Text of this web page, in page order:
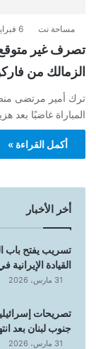
مساحة نت 6 فبراير، 2023
تصرف غير
الزمالك من
ترك أمير مرتضى
المباراة غاضبًا بعد
أكمل القراءة »
أخر الأخبار
تسريب يفتح باب
القيادة
31 مارس، 2026
تصريحات
جنوب لبنان بعد
31 مارس، 2026